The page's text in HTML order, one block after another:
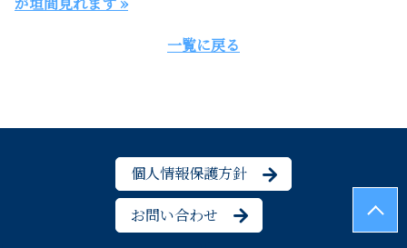
一覧に戻る
個人情報保護方針
お問い合わせ